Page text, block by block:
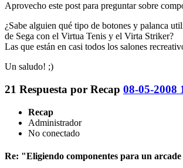
Aprovecho este post para preguntar sobre
¿Sabe alguien qué tipo de botones y palanca
de Sega con el Virtua Tenis y el Virta Striker?
Las que están en casi todos los salones
Un saludo! ;)
21 Respuesta por Recap 08-05-2008
Recap
Administrador
No conectado
Re: "Eligiendo componentes para un